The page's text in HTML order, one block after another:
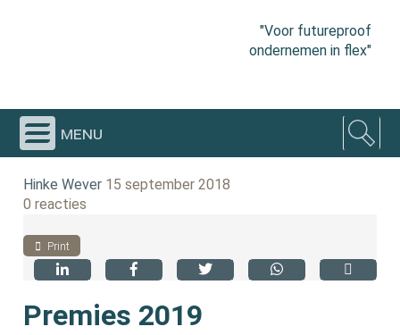
"Voor futureproof
ondernemen in flex"
menu
Hinke Wever 15 september 2018
0 reacties
Print
Premies 2019